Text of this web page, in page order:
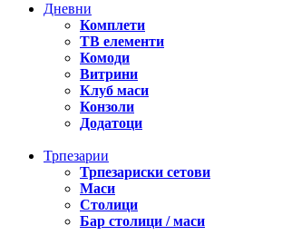
Дневни
Комплети
ТВ елементи
Комоди
Витрини
Клуб маси
Конзоли
Додатоци
Трпезарии
Трпезариски сетови
Маси
Столици
Бар столици / маси